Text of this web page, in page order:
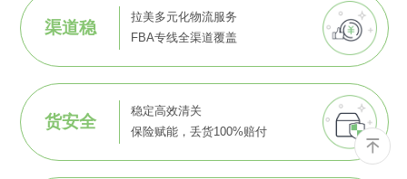
渠道稳
拉美多元化物流服务
FBA专线全渠道覆盖
货安全
稳定高效清关
保险赋能，丢货100%赔付